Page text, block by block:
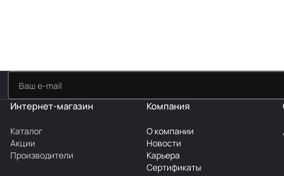
Интернет-магазин
Каталог
Акции
Производители
Компания
О компании
Новости
Карьера
Сертификаты